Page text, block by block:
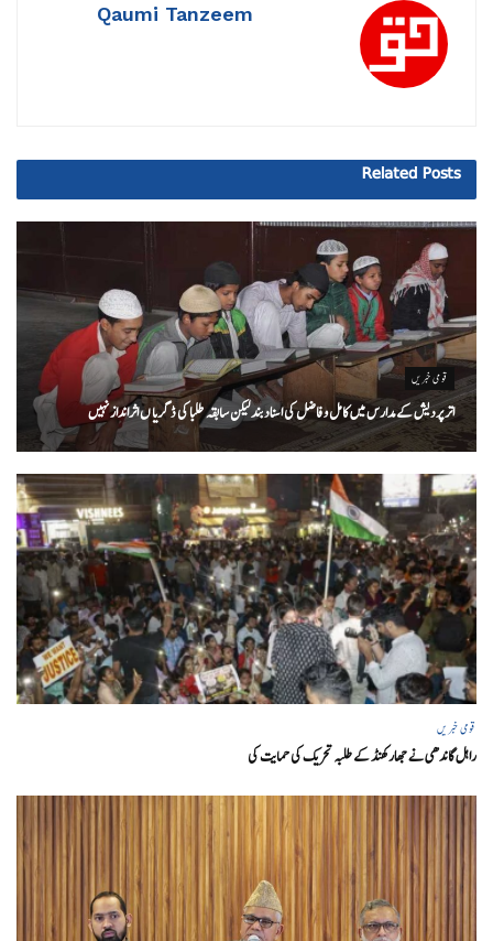
Qaumi Tanzeem
Related Posts
قومی خبریں
اتر پردیش کےمدارس میں کامل و فاضل کی اسناد بند لیکن سابقہ طلبا کی ڈگریا ں اثرانداز نہیں
قومی خبریں
راہل گاندھی نے جھارکھنڈ کے طلبہ تحریک کی حمایت کی